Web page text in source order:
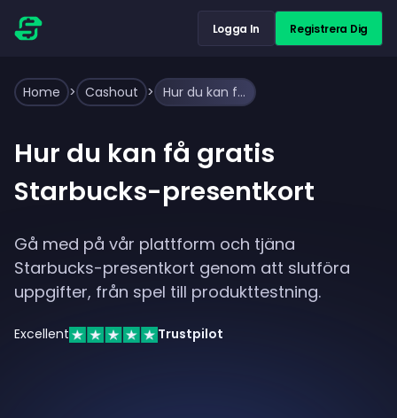
Logga In Registrera Dig
Home > Cashout > Hur du kan få gratis Starbucks-presentkort
Hur du kan få gratis
Starbucks-presentkort
Gå med på vår plattform och tjäna
Starbucks-presentkort genom att slutföra
uppgifter, från spel till produkttestning.
Excellent Trustpilot